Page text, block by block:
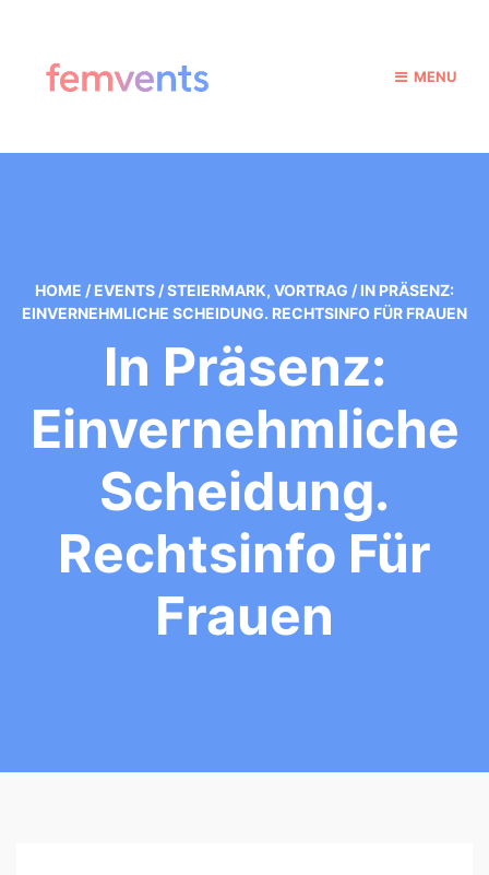
MENU
HOME / EVENTS /STEIERMARK, VORTRAG / IN PRÄSENZ:
EINVERNEHMLICHE SCHEIDUNG. RECHTSINFO FÜR FRAUEN
In Präsenz:
Einvernehmliche
Scheidung.
Rechtsinfo Für
Frauen